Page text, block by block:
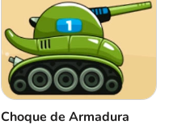
Comentário
Choque de Armadura